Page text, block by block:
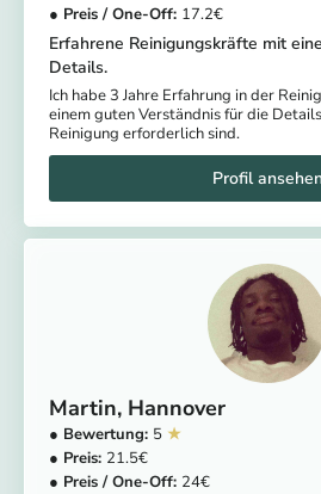
17.2
Erfahrene Reinigungskräfte mit
Details.
Ich habe 3 Jahre Erfahrung in der
einem guten Verständnis für die
Reinigung erforderlich sind.
Martin Hannover
5
21.5
24